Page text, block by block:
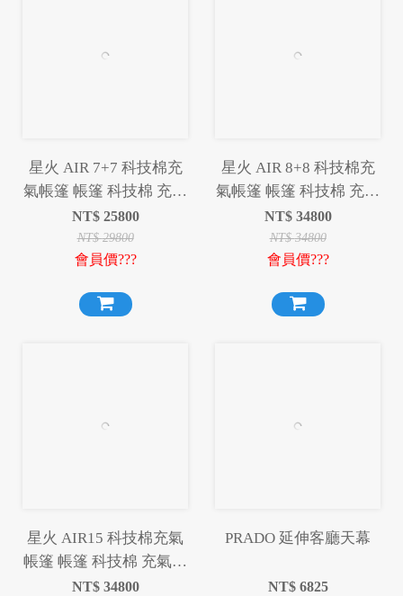
星火 AIR 7+7 科技棉充
氣帳篷 帳篷 科技棉 充氣
帳篷 充氣帳 露營 野營
NT$ 25800
NT$29800
會員價???
星火 AIR 8+8 科技棉充
氣帳篷 帳篷 科技棉 充氣
帳篷 充氣帳 露營 野營
NT$ 34800
NT$34800
會員價???
星火 AIR15 科技棉充氣
帳篷 帳篷 科技棉 充氣帳
篷 充氣帳 露營 野營
NT$ 34800
PRADO 延伸客廳天幕
NT$ 6825